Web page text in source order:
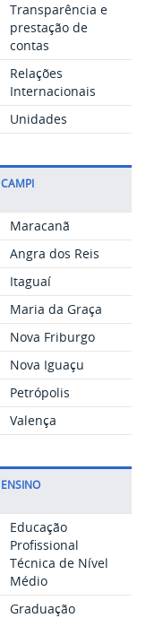
Transparência e
prestação de
contas
Relações
Internacionais
Unidades
CAMPI
Maracanã
Angra dos Reis
Itaguaí
Maria da Graça
Nova Friburgo
Nova Iguaçu
Petrópolis
Valença
ENSINO
Educação
Profissional
Técnica de Nível
Médio
Graduação